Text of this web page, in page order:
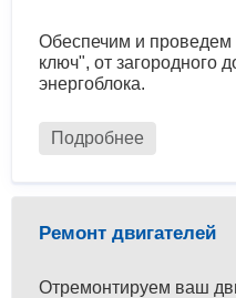
Обеспечим и
ключ", от загородного
энергоблока.
Подробнее
Ремонт двигателей
Отремонтируем ваш